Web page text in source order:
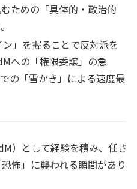
ための「具体的・政治的
」を握ることで反対派を
への「権限委譲」の急
の「雪かき」による速度最
）として経験を積み、任さ
怖」に襲われる瞬間があり